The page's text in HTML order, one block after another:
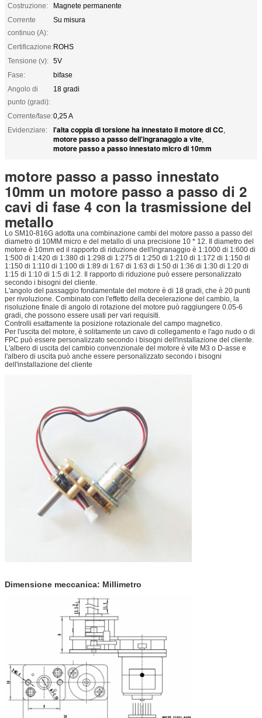
Costruzione:
Magnete permanente
Corrente
continuo (A):
Su misura
Certificazione:ROHS
Tensione (v): 5V
Fase:
bifase
Angolo di
punto (gradi):
18 gradi
Corrente/fase:0,25 A
Evidenziare:
l'alta coppia di torsione ha innestato il motore di CC,
motore passo a passo dell'ingranaggio a vite,
motore passo a passo innestato micro di 10mm
motore passo a passo innestato
10mm un motore passo a passo di 2
cavi di fase 4 con la trasmissione del
metallo
Lo SM10-816G adotta una combinazione cambi del motore passo a passo del
diametro di 10MM micro e del metallo di una precisione 10 * 12. Il diametro del
motore è 10mm ed il rapporto di riduzione dell'ingranaggio è 1:1000 di 1:600 di
1:500 di 1:420 di 1:380 di 1:298 di 1:275 di 1:250 di 1:210 di 1:172 di 1:150 di
1:150 di 1:110 di 1:100 di 1:89 di 1:67 di 1:63 di 1:50 di 1:36 di 1:30 di 1:20 di
1:15 di 1:10 di 1:5 di 1:2. Il rapporto di riduzione può essere personalizzato
secondo i bisogni del cliente.
L'angolo del passaggio fondamentale del motore è di 18 gradi, che è 20 punti
per rivoluzione. Combinato con l'effetto della decelerazione del cambio, la
risoluzione finale di angolo di rotazione del motore può raggiungere 0.05-6
gradi, che possono essere usati per vari requisiti.
Controlli esattamente la posizione rotazionale del campo magnetico.
Per l'uscita del motore, è solitamente un cavo di collegamento e l'ago nudo o di
FPC può essere personalizzato secondo i bisogni dell'installazione del cliente.
L'albero di uscita del cambio convenzionale del motore è vite M3 o D-asse e
l'albero di uscita può anche essere personalizzato secondo i bisogni
dell'installazione del cliente
Dimensione meccanica: Millimetro